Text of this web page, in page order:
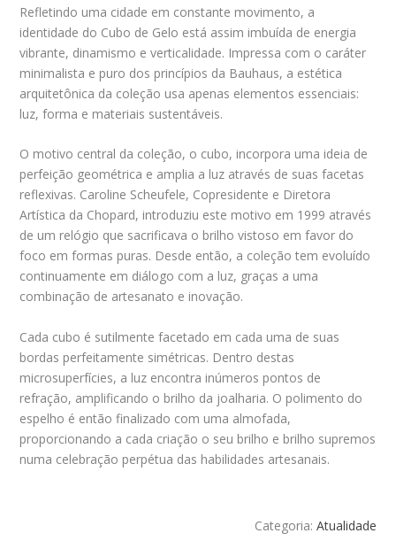
Refletindo uma cidade em constante movimento, a
identidade do Cubo de Gelo está assim imbuída de energia
vibrante, dinamismo e verticalidade. Impressa com o caráter
minimalista e puro dos princípios da Bauhaus, a estética
arquitetônica da coleção usa apenas elementos essenciais:
luz, forma e materiais sustentáveis.
O motivo central da coleção, o cubo, incorpora uma ideia de
perfeição geométrica e amplia a luz através de suas facetas
reflexivas. Caroline Scheufele, Copresidente e Diretora
Artística da Chopard, introduziu este motivo em 1999 através
de um relógio que sacrificava o brilho vistoso em favor do
foco em formas puras. Desde então, a coleção tem evoluído
continuamente em diálogo com a luz, graças a uma
combinação de artesanato e inovação.
Cada cubo é sutilmente facetado em cada uma de suas
bordas perfeitamente simétricas. Dentro destas
microsuperfícies, a luz encontra inúmeros pontos de
refração, amplificando o brilho da joalharia. O polimento do
espelho é então finalizado com uma almofada,
proporcionando a cada criação o seu brilho e brilho supremos
numa celebração perpétua das habilidades artesanais.
Categoria: Atualidade